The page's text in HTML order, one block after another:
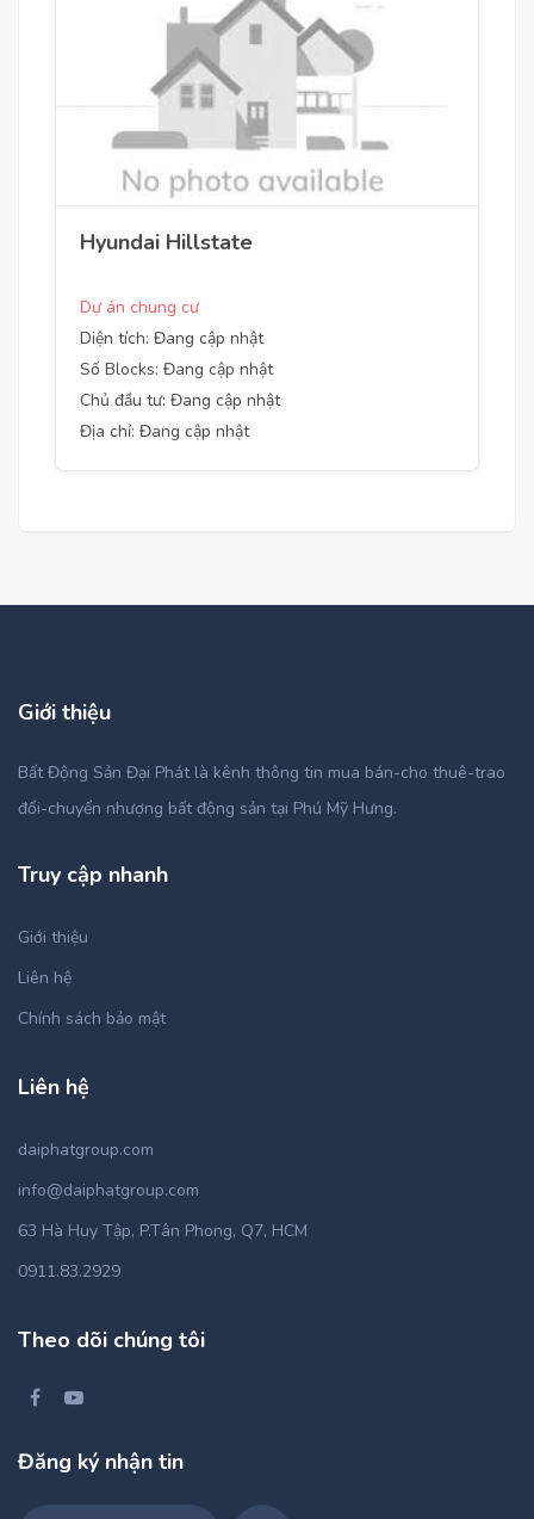
Hyundai Hillstate
Dự án chung cư
Diện tích: Đang cập nhật
Số Blocks: Đang cập nhật
Chủ đầu tư: Đang cập nhật
Địa chỉ: Đang cập nhật
Giới thiệu
Bất Động Sản Đại Phát là kênh thông tin mua bán-cho thuê-trao
đổi-chuyển nhượng bất động sản tại Phú Mỹ Hưng.
Truy cập nhanh
Giới thiệu
Liên hệ
Chính sách bảo mật
Liên hệ
daiphatgroup.com
info@daiphatgroup.com
63 Hà Huy Tập, P.Tân Phong, Q7, HCM
0911.83.2929
Theo dõi chúng tôi
Đăng ký nhận tin